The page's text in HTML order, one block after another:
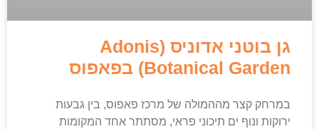
גן בוטני אדוניס (Adonis
Botanical Garden) בפאפוס
במרחק קצר מההמולה של מרכז פאפוס, בין גבעות
ירוקות ונוף ים תיכוני פראי, מסתתר אחד המקומות